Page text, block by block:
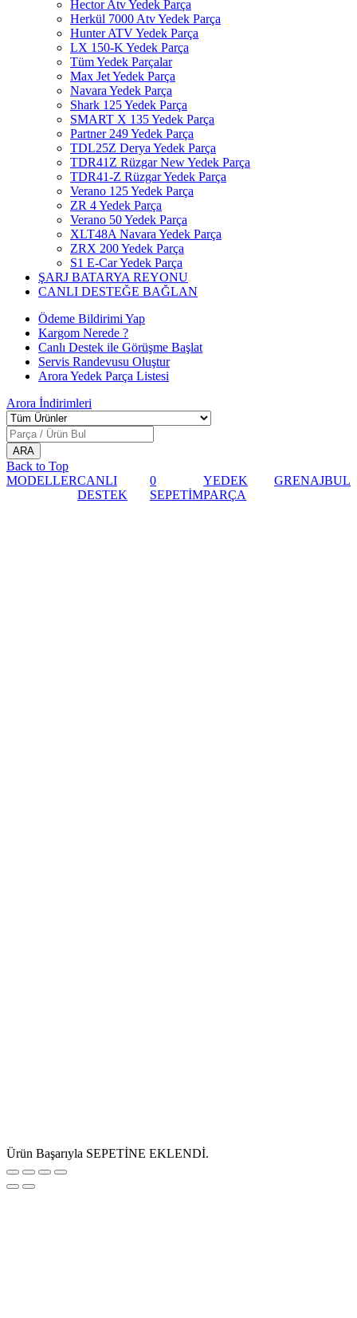
Hector Atv Yedek Parça
Herkül 7000 Atv Yedek Parça
Hunter ATV Yedek Parça
LX 150-K Yedek Parça
Tüm Yedek Parçalar
Max Jet Yedek Parça
Navara Yedek Parça
Shark 125 Yedek Parça
SMART X 135 Yedek Parça
Partner 249 Yedek Parça
TDL25Z Derya Yedek Parça
TDR41Z Rüzgar New Yedek Parça
TDR41-Z Rüzgar Yedek Parça
Verano 125 Yedek Parça
ZR 4 Yedek Parça
Verano 50 Yedek Parça
XLT48A Navara Yedek Parça
ZRX 200 Yedek Parça
S1 E-Car Yedek Parça
ŞARJ BATARYA REYONU
CANLI DESTEĞE BAĞLAN
Ödeme Bildirimi Yap
Kargom Nerede ?
Canlı Destek ile Görüşme Başlat
Servis Randevusu Oluştur
Arora Yedek Parça Listesi
Arora İndirimleri
Back to Top
MODELLERCANLI
DESTEK
0
SEPETİM
YEDEK
PARÇA
GRENAJBUL
Ürün Başarıyla SEPETİNE EKLENDİ.